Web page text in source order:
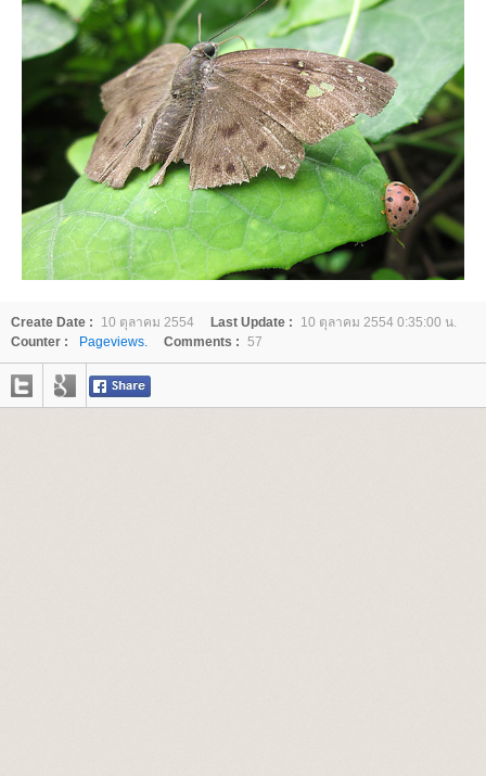
Create Date : 10 ตุลาคม 2554 Last Update :
10 ตุลาคม 2554 0:35:00 น.
Counter :
Pageviews. Comments : 57